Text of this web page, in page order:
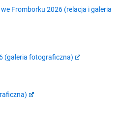
Fromborku 2026 (relacja i galeria
(galeria fotograficzna)